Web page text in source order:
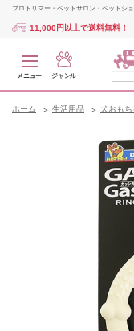
プロトリマー・ペットサロン・ペットシ
11,000円以上で送料無料！
メニュー ジャンル
ホーム 生活用品 犬おも